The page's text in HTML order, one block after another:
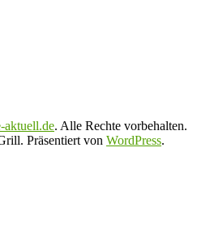
aktuell.de. Alle Rechte vorbehalten.
Präsentiert von WordPress.